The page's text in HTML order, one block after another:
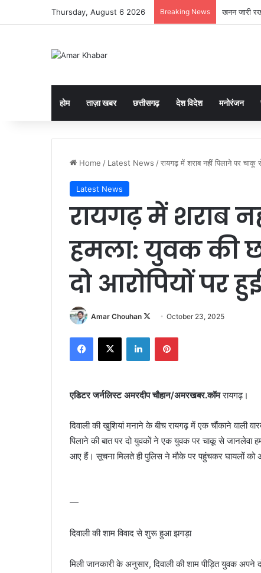
Thursday, August 6 2026 Breaking News तमनार में
होम ताज़ा खबर छत्तीसगढ़ देश विदेश मनोरंजन
Home / Latest News /रायगढ़ में शराब नहीं पिलाने पर
Latest News
रायगढ़ में शराब
हमला: युवक की
दो आरोपियों पर
Amar Chouhan
FollowOctober 23, 2025
Facebook
X LinkedInPinterest
एडिटर जर्नलिस्ट अमरदीप चौहान/अमरखबर.कॉमरायगढ़।
दिवाली की खुशियां मनाने के बीच रायगढ़ में एक चौंकाने वाली
पिलाने की बात पर दो युवकों ने एक युवक पर चाकू से जानलेवा
आए हैं। सूचना मिलते ही पुलिस ने मौके पर पहुंचकर घायलों को
—
दिवाली की शाम विवाद से शुरू हुआ झगड़ा
मिली जानकारी के अनुसार, दिवाली की शाम पीड़ित युवक